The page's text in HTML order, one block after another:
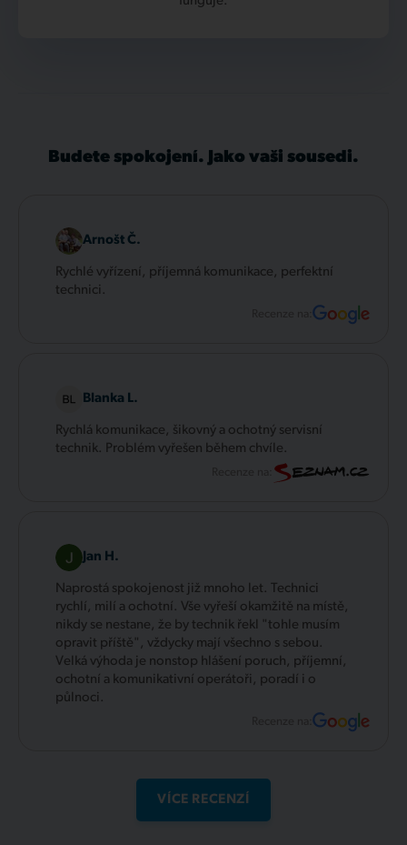
Budete spokojení. Jako vaši sousedi.
Arnošt Č.
Rychlé vyřízení, příjemná komunikace, perfektní
technici.
Recenze na:
Blanka L.
Rychlá komunikace, šikovný a ochotný servisní
technik. Problém vyřešen během chvíle.
Jan H.
Naprostá spokojenost již mnoho let. Technici
rychlí, milí a ochotní. Vše vyřeší okamžitě na místě,
nikdy se nestane, že by technik řekl "tohle musím
opravit příště", vždycky mají všechno s sebou.
Velká výhoda je nonstop hlášení poruch, příjemní,
ochotní a komunikativní operátoři, poradí i o
půlnoci.
Recenze na:
VÍCE RECENZÍ